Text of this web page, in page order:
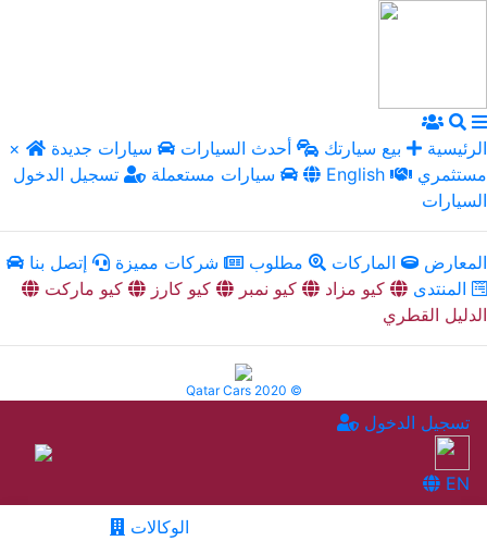
× الرئيسية بيع سيارتك أحدث السيارات
سيارات جديدة
سيارات مستعملة
تسجيل الدخول English
السيارات
المعارض الماركات مطلوب شركات مميزة
إتصل بنا
المنتدى
كيو مزاد كيو نمبر كيو كارز
كيو ماركت
الدليل القطري
Qatar Cars 2020 ©
تسجيل الدخول
EN
الوكالات